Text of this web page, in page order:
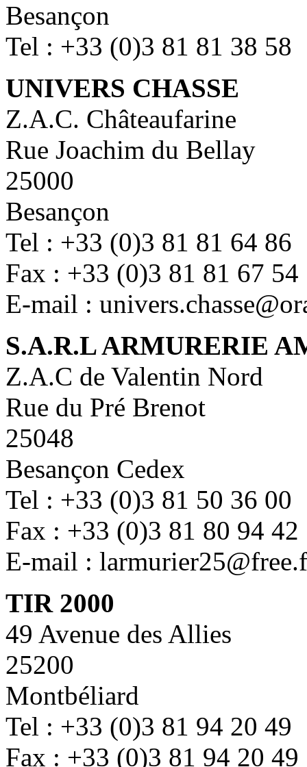
Besançon
Tel : +33 (0)3 81 81 38 58
UNIVERS CHASSE
Z.A.C. Châteaufarine
Rue Joachim du Bellay
25000
Besançon
Tel : +33 (0)3 81 81 64 86
Fax : +33 (0)3 81 81 67 54
E-mail :
S.A.R.L ARMURERIE
Z.A.C de Valentin Nord
Rue du Pré Brenot
25048
Besançon Cedex
Tel : +33 (0)3 81 50 36 00
Fax : +33 (0)3 81 80 94 42
E-mail :
TIR 2000
49 Avenue des Allies
25200
Montbéliard
Tel : +33 (0)3 81 94 20 49
Fax : +33 (0)3 81 94 20 49